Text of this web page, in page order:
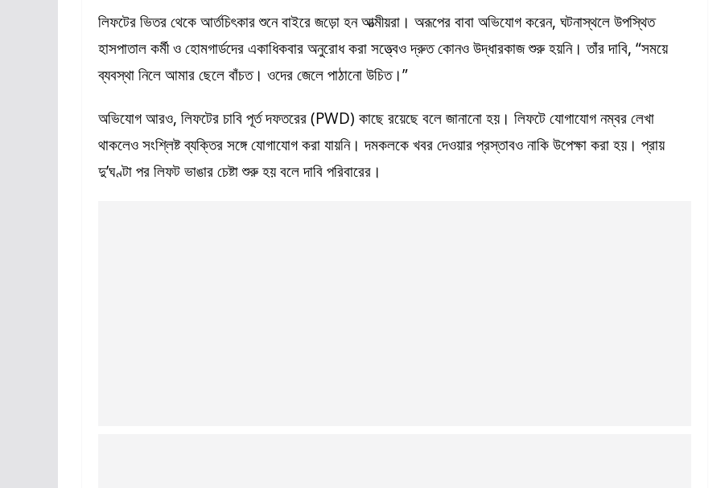
লিফটের ভিতর থেকে আর্তচিৎকার শুনে বাইরে জড়ো হন আত্মীয়রা। অরূপের বাবা অভিযোগ করেন, ঘটনাস্থলে উপস্থিত
হাসপাতাল কর্মী ও হোমগার্ডদের একাধিকবার অনুরোধ করা সত্ত্বেও দ্রুত কোনও উদ্ধারকাজ শুরু হয়নি। তাঁর দাবি, “সময়ে
ব্যবস্থা নিলে আমার ছেলে বাঁচত। ওদের জেলে পাঠানো উচিত।”
অভিযোগ আরও, লিফটের চাবি পূর্ত দফতরের (PWD) কাছে রয়েছে বলে জানানো হয়। লিফটে যোগাযোগ নম্বর লেখা
থাকলেও সংশ্লিষ্ট ব্যক্তির সঙ্গে যোগাযোগ করা যায়নি। দমকলকে খবর দেওয়ার প্রস্তাবও নাকি উপেক্ষা করা হয়। প্রায়
দু’ঘণ্টা পর লিফট ভাঙার চেষ্টা শুরু হয় বলে দাবি পরিবারের।